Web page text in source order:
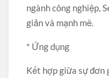
ngành công nghiệp,
giản và mạnh mẽ.
* Ứng dụng
Kết hợp giữa sự đơn